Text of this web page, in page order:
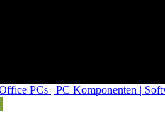
PCs | PC Komponenten |